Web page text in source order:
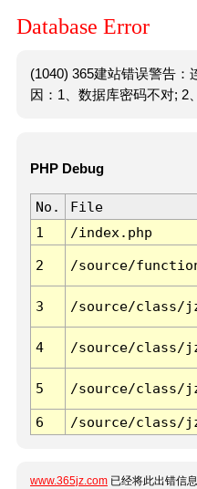
Database Error
(1040) 365建站错误警告：
因：1、数据库密码不对; 2
PHP Debug
No. File
1
/index.php
2 /source/
3 /source/class/
4 /source/class/
5 /source/class/
6 /source/class/
www.365jz.com 已经将此出错信